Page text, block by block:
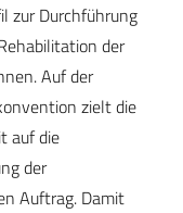
zur Durchführung
der
Auf der
zielt die
auf die
der
Auftrag. Damit